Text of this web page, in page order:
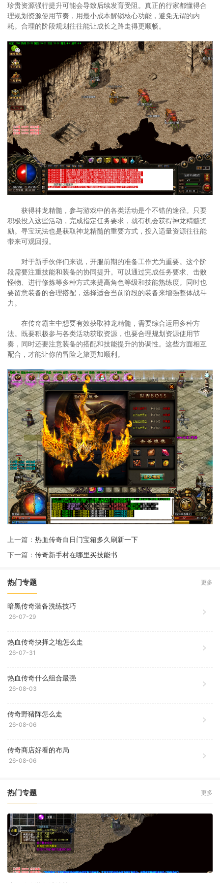
珍贵资源强行提升可能会导致后续发育受阻。真正的行家都懂得合
理规划资源使用节奏，用最小成本解锁核心功能，避免无谓的内
耗。合理的阶段规划往往能让成长之路走得更顺畅。
获得神龙精髓，参与游戏中的各类活动是个不错的途径。只要
积极投入这些活动，完成指定任务要求，就有机会获得神龙精髓奖
励。寻宝玩法也是获取神龙精髓的重要方式，投入适量资源往往能
带来可观回报。
对于新手伙伴们来说，开服前期的准备工作尤为重要。这个阶
段需要注重技能和装备的协同提升。可以通过完成任务要求、击败
怪物、进行修炼等多种方式来提高角色等级和技能熟练度。同时也
要留意装备的合理搭配，选择适合当前阶段的装备来增强整体战斗
力。
在传奇霸主中想要有效获取神龙精髓，需要综合运用多种方
法。既要积极参与各类活动获取资源，也要合理规划资源使用节
奏，同时还要注意装备的搭配和技能提升的协调性。这些方面相互
配合，才能让你的冒险之旅更加顺利。
上一篇： 热血传奇白日门宝箱多久刷新一下
下一篇： 传奇新手村在哪里买技能书
热门专题 更多
暗黑传奇装备洗练技巧
26-07-29
热血传奇抉择之地怎么走
26-07-31
热血传奇什么组合最强
26-08-03
传奇野猪阵怎么走
26-08-06
传奇商店好看的布局
26-08-06
热门专题 更多